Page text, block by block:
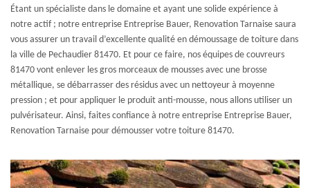
Étant un spécialiste dans le domaine et ayant une solide expérience à
notre actif ; notre entreprise Entreprise Bauer, Renovation Tarnaise saura
vous assurer un travail d’excellente qualité en démoussage de toiture dans
la ville de Pechaudier 81470. Et pour ce faire, nos équipes de couvreurs
81470 vont enlever les gros morceaux de mousses avec une brosse
métallique, se débarrasser des résidus avec un nettoyeur à moyenne
pression ; et pour appliquer le produit anti-mousse, nous allons utiliser un
pulvérisateur. Ainsi, faites confiance à notre entreprise Entreprise Bauer,
Renovation Tarnaise pour démousser votre toiture 81470.